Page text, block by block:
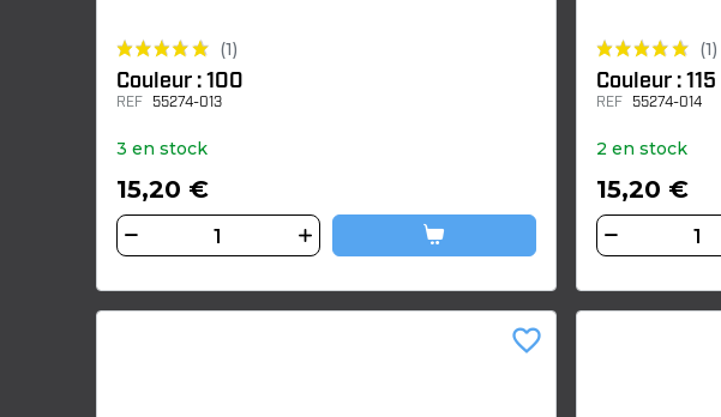
(1)
Couleur : 100
REF 55274-013
3 en stock
15,20 €
(1)
Couleur : 115
REF 55274-014
2 en stock
15,20 €
favorite_border